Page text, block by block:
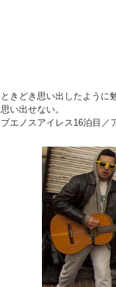
ときどき思い出したように
思い出せない。
ブエノスアイレス16泊目／